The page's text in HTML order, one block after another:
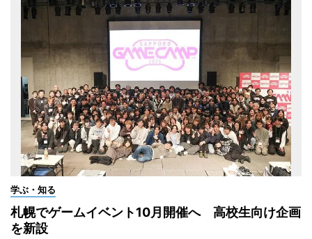
学ぶ・知る
札幌でゲームイベント10月開催へ 高校生向け企画
を新設